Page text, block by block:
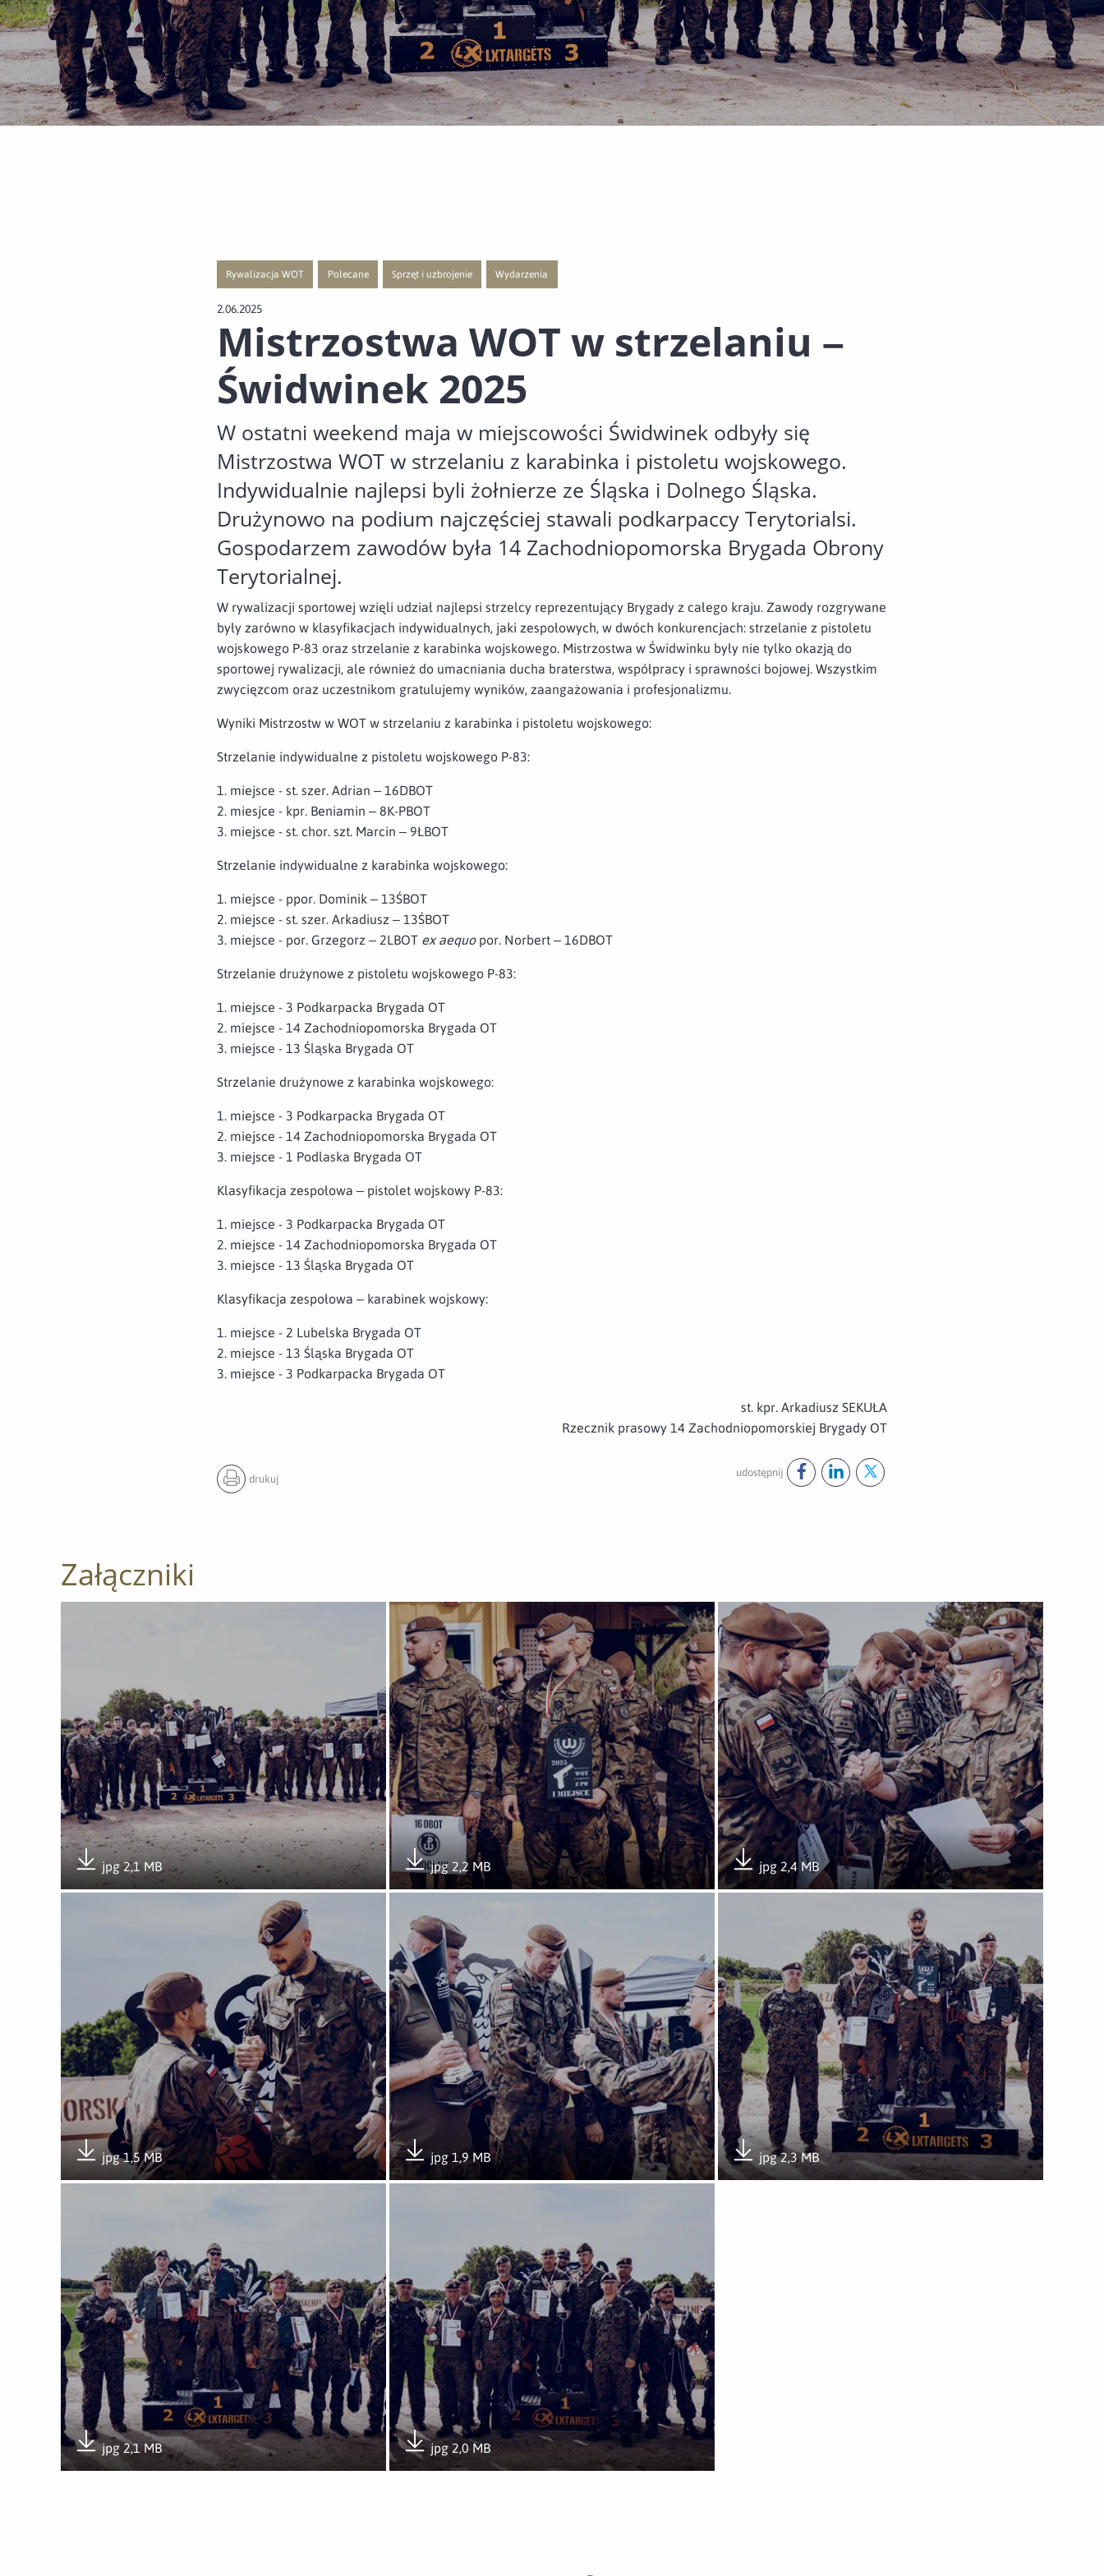
Rywalizacja WOT
Przejście do nowej strony z listą publikacji o kategorii Rywalizacja WOT
Polecane
Przejście do nowej strony z listą publikacji o kategorii Polecane
Sprzęt i uzbrojenie
Przejście do nowej strony z listą publikacji o kategorii Sprzęt i uzbrojenie
Wydarzenia
Przejście do nowej strony z listą publikacji o kategorii Wydarzenia
2.06.2025
Mistrzostwa WOT w strzelaniu –
Świdwinek 2025
W ostatni weekend maja w miejscowości Świdwinek odbyły się
Mistrzostwa WOT w strzelaniu z karabinka i pistoletu wojskowego.
Indywidualnie najlepsi byli żołnierze ze Śląska i Dolnego Śląska.
Drużynowo na podium najczęściej stawali podkarpaccy Terytorialsi.
Gospodarzem zawodów była 14 Zachodniopomorska Brygada Obrony
Terytorialnej.
W rywalizacji sportowej wzięli udział najlepsi strzelcy reprezentujący Brygady z całego kraju. Zawody rozgrywane
były zarówno w klasyfikacjach indywidualnych, jaki zespołowych, w dwóch konkurencjach: strzelanie z pistoletu
wojskowego P-83 oraz strzelanie z karabinka wojskowego. Mistrzostwa w Świdwinku były nie tylko okazją do
sportowej rywalizacji, ale również do umacniania ducha braterstwa, współpracy i sprawności bojowej. Wszystkim
zwycięzcom oraz uczestnikom gratulujemy wyników, zaangażowania i profesjonalizmu.
Wyniki Mistrzostw w WOT w strzelaniu z karabinka i pistoletu wojskowego:
Strzelanie indywidualne z pistoletu wojskowego P-83:
1. miejsce - st. szer. Adrian – 16DBOT
2. miesjce - kpr. Beniamin – 8K-PBOT
3. miejsce - st. chor. szt. Marcin – 9ŁBOT
Strzelanie indywidualne z karabinka wojskowego:
1. miejsce - ppor. Dominik – 13ŚBOT
2. miejsce - st. szer. Arkadiusz – 13ŚBOT
3. miejsce - por. Grzegorz – 2LBOT ex aequopor. Norbert – 16DBOT
Strzelanie drużynowe z pistoletu wojskowego P-83:
1. miejsce - 3 Podkarpacka Brygada OT
2. miejsce - 14 Zachodniopomorska Brygada OT
3. miejsce - 13 Śląska Brygada OT
Strzelanie drużynowe z karabinka wojskowego:
1. miejsce - 3 Podkarpacka Brygada OT
2. miejsce - 14 Zachodniopomorska Brygada OT
3. miejsce - 1 Podlaska Brygada OT
Klasyfikacja zespołowa – pistolet wojskowy P-83:
1. miejsce - 3 Podkarpacka Brygada OT
2. miejsce - 14 Zachodniopomorska Brygada OT
3. miejsce - 13 Śląska Brygada OT
Klasyfikacja zespołowa – karabinek wojskowy:
1. miejsce - 2 Lubelska Brygada OT
2. miejsce - 13 Śląska Brygada OT
3. miejsce - 3 Podkarpacka Brygada OT
st. kpr. Arkadiusz SEKUŁA
Rzecznik prasowy 14 Zachodniopomorskiej Brygady OT
drukuj
udostępnij
Załączniki
Otwórz załącznik Mistrzostwa WOT w strzelaniu – Świdwinek 2025
jpg 2,1 MB
Pobierz załącznik
Otwórz załącznik Mistrzostwa WOT w strzelaniu – Świdwinek 2025
jpg 2,2 MB
Pobierz załącznik
Otwórz załącznik Mistrzostwa WOT w strzelaniu – Świdwinek
jpg 2,4 MB
Pobierz załącznik
Otwórz załącznik Mistrzostwa WOT w strzelaniu – Świdwinek 2025
jpg 1,5 MB
Pobierz załącznik
jpg 1,9 MB
Pobierz załącznik
jpg 2,3 MB
Pobierz załącznik
jpg 2,1 MB
Pobierz załącznik
jpg 2,0 MB
Pobierz załącznik